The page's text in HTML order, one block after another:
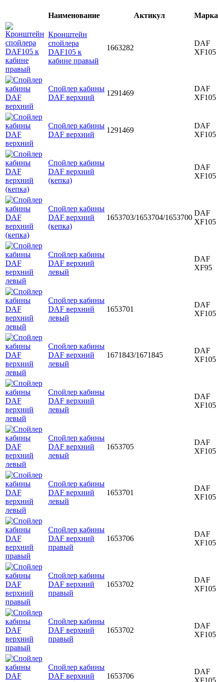
Наименование Актикул Марка
Кронштейн
спойлера
DAF105 к
кабине правый
1663282
DAF
XF105
Спойлер кабины
DAF верхний
1291469
DAF
XF105
Спойлер кабины
DAF верхний
1291469
DAF
XF105
Спойлер кабины
DAF верхний
(кепка)
DAF
XF105
Спойлер кабины
DAF верхний
(кепка)
1653703/1653704/1653700
DAF
XF105
Спойлер кабины
DAF верхний
левый
DAF
XF95
Спойлер кабины
DAF верхний
левый
1653701
DAF
XF105
Спойлер кабины
DAF верхний
левый
1671843/1671845
DAF
XF105
Спойлер кабины
DAF верхний
левый
DAF
XF105
Спойлер кабины
DAF верхний
левый
1653705
DAF
XF105
Спойлер кабины
DAF верхний
левый
1653701
DAF
XF105
Спойлер кабины
DAF верхний
правый
1653706
DAF
XF105
Спойлер кабины
DAF верхний
правый
1653702
DAF
XF105
Спойлер кабины
DAF верхний
правый
1653702
DAF
XF105
Спойлер кабины
DAF верхний
1653706
DAF
XF105